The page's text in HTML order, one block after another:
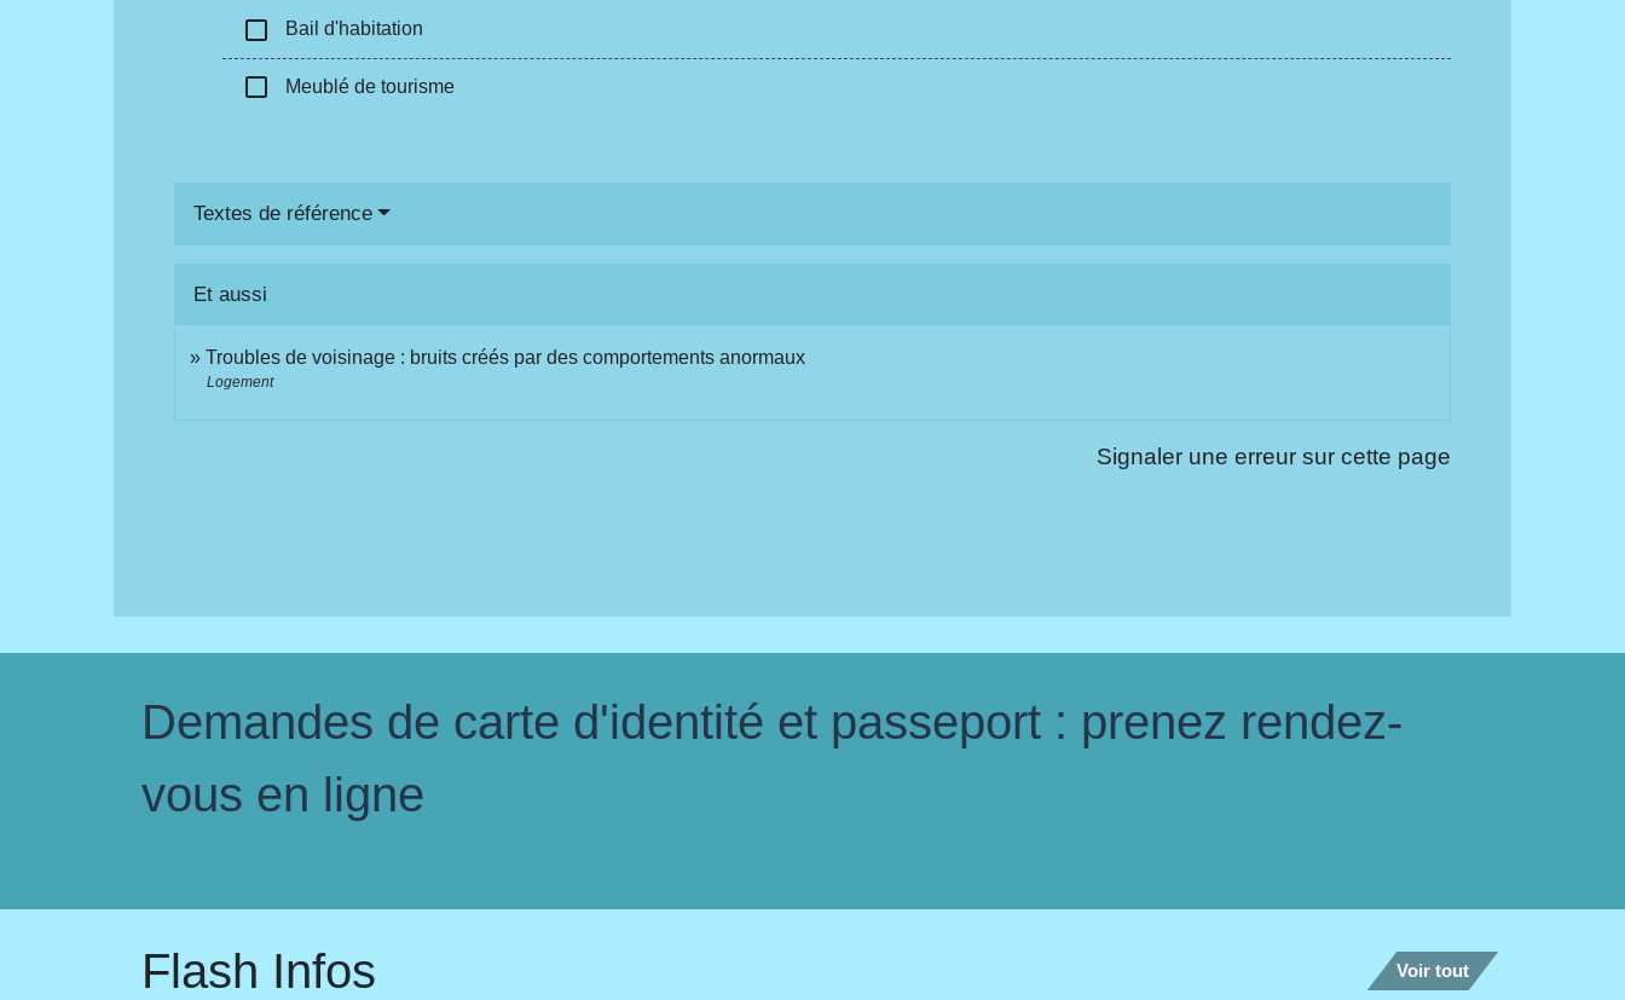
check_box_outline_blank Bail d'habitation
check_box_outline_blank Meublé de tourisme
Textes de référence
Et aussi
Troubles de voisinage : bruits créés par des comportements anormaux
Logement
Signaler une erreur sur cette page
Demandes de carte d'identité et passeport : prenez rendez-
vous en ligne
Flash Infos Voir tout